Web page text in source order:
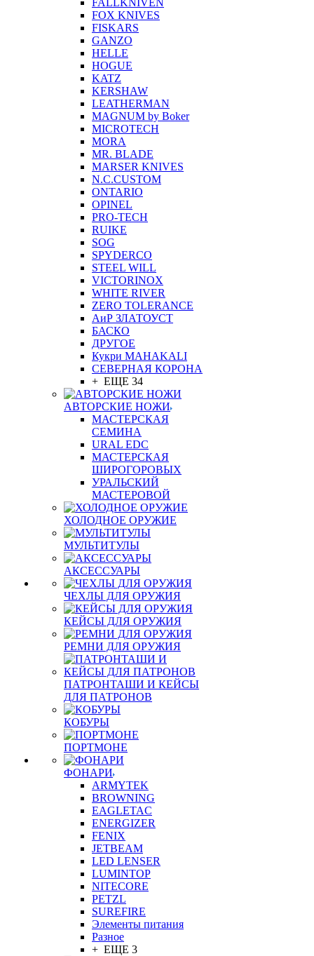
FALLKNIVEN
FOX KNIVES
FISKARS
GANZO
HELLE
HOGUE
KATZ
KERSHAW
LEATHERMAN
MAGNUM by Boker
MICROTECH
MORA
MR. BLADE
MARSER KNIVES
N.C.CUSTOM
ONTARIO
OPINEL
PRO-TECH
RUIKE
SOG
SPYDERCO
STEEL WILL
VICTORINOX
WHITE RIVER
ZERO TOLERANCE
АиР ЗЛАТОУСТ
БАСКО
ДРУГОЕ
Кукри MAHAKALI
СЕВЕРНАЯ КОРОНА
+ ЕЩЕ 34
АВТОРСКИЕ НОЖИ
МАСТЕРСКАЯ
СЕМИНА
URAL EDC
МАСТЕРСКАЯ
ШИРОГОРОВЫХ
УРАЛЬСКИЙ
МАСТЕРОВОЙ
ХОЛОДНОЕ ОРУЖИЕ
МУЛЬТИТУЛЫ
АКСЕССУАРЫ
ЧЕХЛЫ ДЛЯ ОРУЖИЯ
КЕЙСЫ ДЛЯ ОРУЖИЯ
РЕМНИ ДЛЯ ОРУЖИЯ
ПАТРОНТАШИ И КЕЙСЫ
ДЛЯ ПАТРОНОВ
КОБУРЫ
ПОРТМОНЕ
ФОНАРИ
ARMYTEK
BROWNING
EAGLETAC
ENERGIZER
FENIX
JETBEAM
LED LENSER
LUMINTOP
NITECORE
PETZL
SUREFIRE
Элементы питания
Разное
+ ЕЩЕ 3